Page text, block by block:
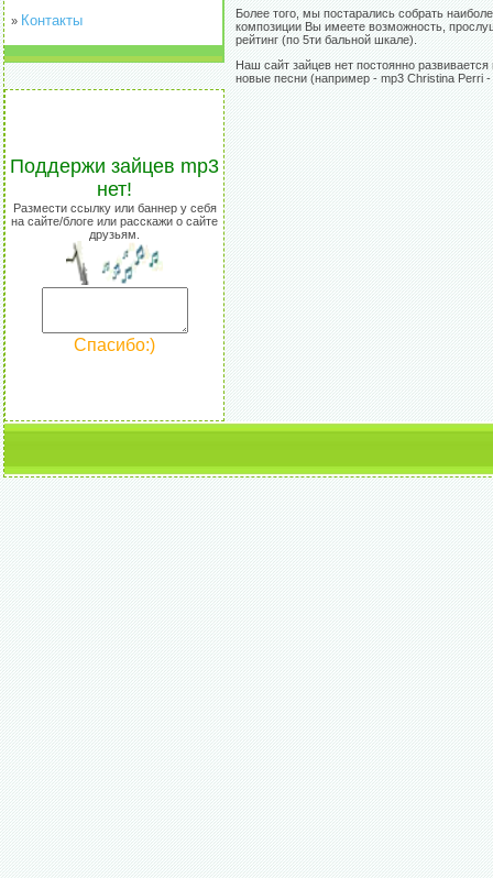
» Контакты
Поддержи зайцев mp3
нет!
Размести ссылку или баннер у себя
на сайте/блоге или расскажи о сайте
друзьям.
Спасибо:)
Более того, мы постарались собрать
композиции Вы имеете возможность,
рейтинг (по 5ти бальной шкале).
Наш сайт зайцев нет постоянно
новые песни (например - mp3 Christina Perri